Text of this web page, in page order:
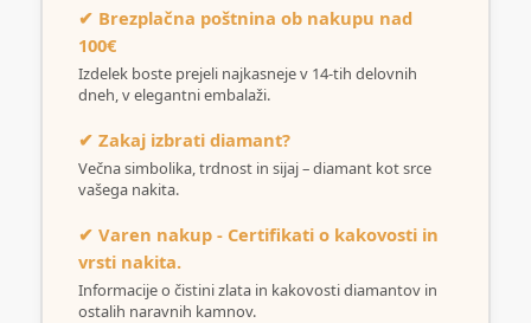
✔ Brezplačna poštnina ob nakupu nad
100€
Izdelek boste prejeli najkasneje v 14-tih delovnih
dneh, v elegantni embalaži.
✔ Zakaj izbrati diamant?
Večna simbolika, trdnost in sijaj – diamant kot srce
vašega nakita.
✔ Varen nakup - Certifikati o kakovosti in
vrsti nakita.
Informacije o čistini zlata in kakovosti diamantov in
ostalih naravnih kamnov.